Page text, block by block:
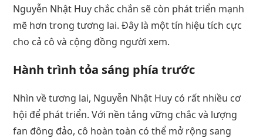
Nguyễn Nhật Huy chắc chắn sẽ còn phát triển mạnh
mẽ hơn trong tương lai. Đây là một tín hiệu tích cực
cho cả cô và cộng đồng người xem.
Hành trình tỏa sáng phía trước
Nhìn về tương lai, Nguyễn Nhật Huy có rất nhiều cơ
hội để phát triển. Với nền tảng vững chắc và lượng
fan đông đảo, cô hoàn toàn có thể mở rộng sang